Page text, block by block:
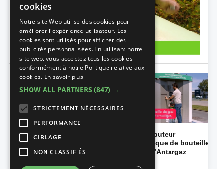
Le placement d’une
citerne de gaz propane
aérienne
Le distributeur
automatique de bouteilles
de gaz d’Antargaz
cookies
Notre site Web utilise des cookies pour
améliorer l'expérience utilisateur. Les
cookies sont utilisés pour afficher des
publicités personnalisées. En utilisant notre
site web, vous acceptez tous les cookies
conformément à notre Politique relative aux
cookies. En savoir plus
SHOW ALL PARTNERS (847) →
STRICTEMENT NÉCESSAIRES
PERFORMANCE
CIBLAGE
NON CLASSIFIÉS